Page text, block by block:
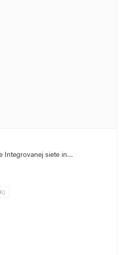
Integrovanej siete in…